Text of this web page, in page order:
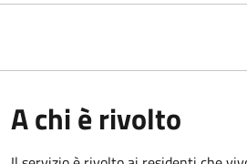
A chi è rivolto